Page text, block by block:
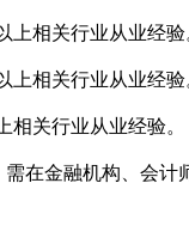
相关行业从业经验
相关行业从业经验
关行业从业经验。
在金融机构、会